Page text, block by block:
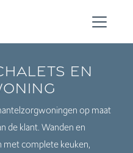
en
op maat
de klant. Wanden en
met complete keuken,